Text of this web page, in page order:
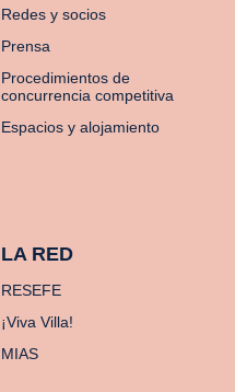
Redes y socios
Prensa
Procedimientos de
concurrencia competitiva
Espacios y alojamiento
LA RED
RESEFE
¡Viva Villa!
MIAS